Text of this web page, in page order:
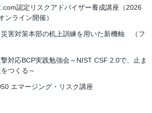
.com認定リスクアドバイザー養成講座（2026
ンライン開催）
災害対策本部の机上訓練を用いた新機軸 （フ
対応BCP実践勉強会～NIST CSF 2.0で、止ま
つくる～
エマージング・リスク講座